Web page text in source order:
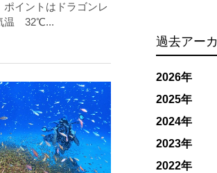
イントはドラゴンレ
温 32℃...
過去アー
2026年
2025年
2024年
2023年
2022年